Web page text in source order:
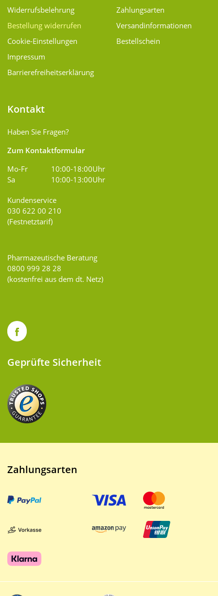
Widerrufsbelehrung
Bestellung widerrufen
Cookie-Einstellungen
Impressum
Barrierefreiheitserklärung
Zahlungsarten
Versand­informationen
Bestellschein
Kontakt
Haben Sie Fragen?
Zum Kontaktformular
Mo-Fr
10:00-18:00Uhr
Sa
10:00-13:00Uhr
Kundenservice
030 622 00 210
(Festnetztarif)
Pharmazeutische Beratung
0800 999 28 28
(kostenfrei aus dem dt. Netz)
Geprüfte Sicherheit
Zahlungsarten